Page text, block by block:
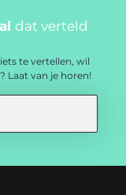
dat verteld
te vertellen, wil
Laat van je horen!